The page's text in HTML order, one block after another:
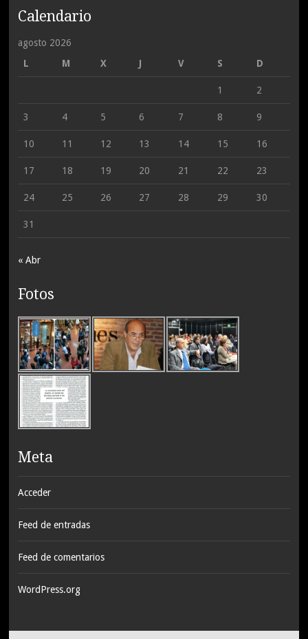
Calendario
agosto 2026
L
M X J V S D
1 2
3 4 5 6 7 8 9
10 11 12 13 14 15 16
17 18 19 20 21 22 23
24 25 26 27 28 29 30
31
« Abr
Fotos
Meta
Acceder
Feed de entradas
Feed de comentarios
WordPress.org